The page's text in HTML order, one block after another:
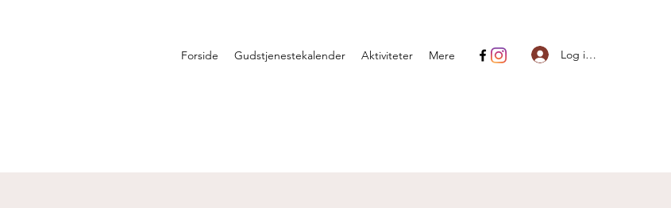
Forside Gudstjenestekalender Aktiviteter Mere Log ind